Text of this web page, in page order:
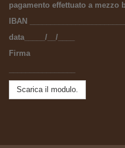
pagamento effettuato a mezzo
IBAN
data_____/__/____
Firma
Scarica il modulo.